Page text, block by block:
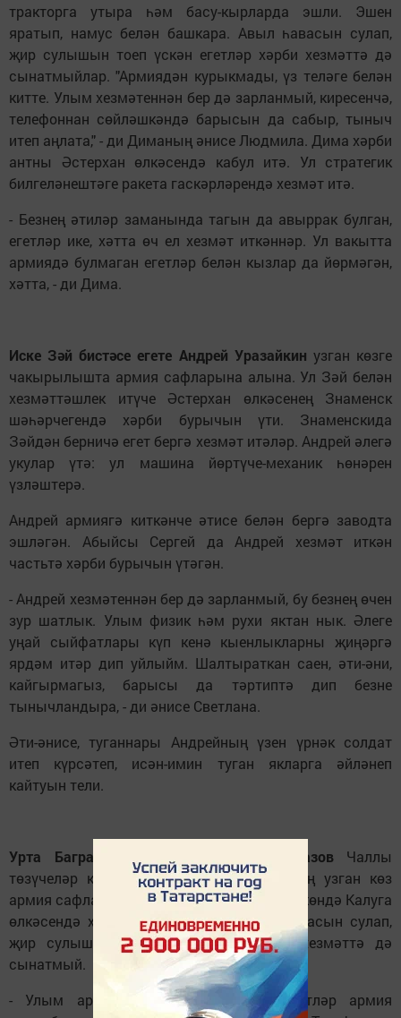
тракторга утыра һәм басу-кырларда эшли. Эшен
яратып, намус белән башкара. Авыл һавасын сулап,
җир сулышын тоеп үскән егетләр хәрби хезмәттә дә
сынатмыйлар. "Армиядән курыкмады, үз теләге белән
китте. Улым хезмәтеннән бер дә зарланмый, киресенчә,
телефоннан сөйләшкәндә барысын да сабыр, тыныч
итеп аңлата," - ди Диманың әнисе Людмила. Дима хәрби
антны Әстерхан өлкәсендә кабул итә. Ул стратегик
билгеләнештәге ракета гаскәрләрендә хезмәт итә.
- Безнең әтиләр заманында тагын да авыррак булган,
егетләр ике, хәтта өч ел хезмәт иткәннәр. Ул вакытта
армиядә булмаган егетләр белән кызлар да йөрмәгән,
хәтта, - ди Дима.
Иске Зәй бистәсе егете Андрей Уразайкин узган көзге
чакырылышта армия сафларына алына. Ул Зәй белән
хезмәттәшлек итүче Әстерхан өлкәсенең Знаменск
шәһәрчегендә хәрби бурычын үти. Знаменскида
Зәйдән берничә егет бергә хезмәт итәләр. Андрей әлегә
укулар үтә: ул машина йөртүче-механик һөнәрен
үзләштерә.
Андрей армиягә киткәнче әтисе белән бергә заводта
эшләгән. Абыйсы Сергей да Андрей хезмәт иткән
частьтә хәрби бурычын үтәгән.
- Андрей хезмәтеннән бер дә зарланмый, бу безнең өчен
зур шатлык. Улым физик һәм рухи яктан нык. Әлеге
уңай сыйфатлары күп кенә кыенлыкларны җиңәргә
ярдәм итәр дип уйлыйм. Шалтыраткан саен, әти-әни,
кайгырмагыз, барысы да тәртиптә дип безне
тынычландыра, - ди әнисе Светлана.
Әти-әнисе, туганнары Андрейның үзен үрнәк солдат
итеп күрсәтеп, исән-имин туган якларга әйләнеп
кайтуын тели.
Урта Баграж авылы егете Алексей ТазовЧаллы
төзүчеләр колледжын тәмамлаганнан соң узган көз
армия сафларына алына. Алексей бүгенге көндә Калуга
өлкәсендә хәрби бурычын үти. Авыл һавасын сулап,
җир сулышын тоеп үскән егет хәрби хезмәттә дә
сынатмый.
- Улым армиягә үзе теләп китте, егетләр армия